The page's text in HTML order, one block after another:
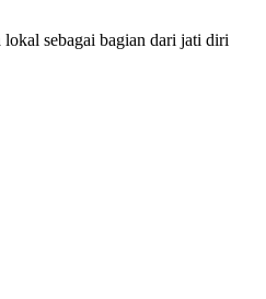
lokal sebagai bagian dari jati diri